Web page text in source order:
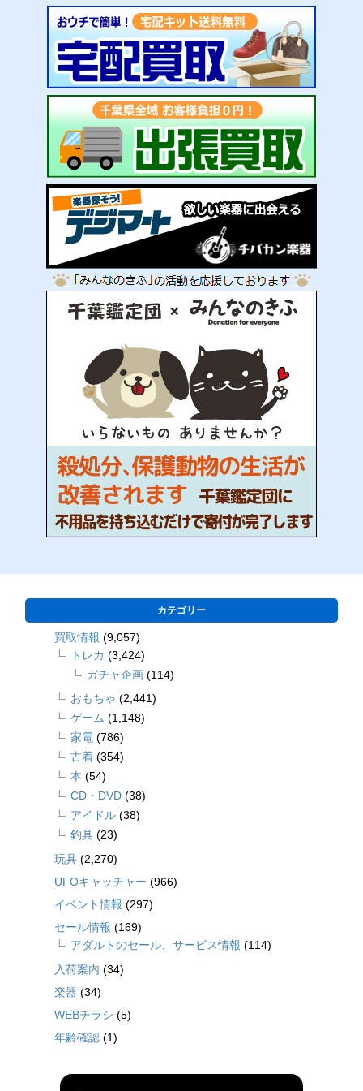
カテゴリー
買取情報 (9,057)
トレカ (3,424)
ガチャ企画 (114)
おもちゃ (2,441)
ゲーム (1,148)
家電 (786)
古着 (354)
本 (54)
CD・DVD (38)
アイドル (38)
釣具 (23)
玩具 (2,270)
UFOキャッチャー (966)
イベント情報 (297)
セール情報 (169)
アダルトのセール、サービス情報 (114)
入荷案内 (34)
楽器 (34)
WEBチラシ (5)
年齢確認 (1)